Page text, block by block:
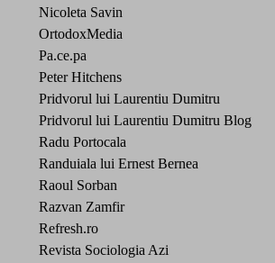
Nicoleta Savin
OrtodoxMedia
Pa.ce.pa
Peter Hitchens
Pridvorul lui Laurentiu Dumitru
Pridvorul lui Laurentiu Dumitru Blog
Radu Portocala
Randuiala lui Ernest Bernea
Raoul Sorban
Razvan Zamfir
Refresh.ro
Revista Sociologia Azi